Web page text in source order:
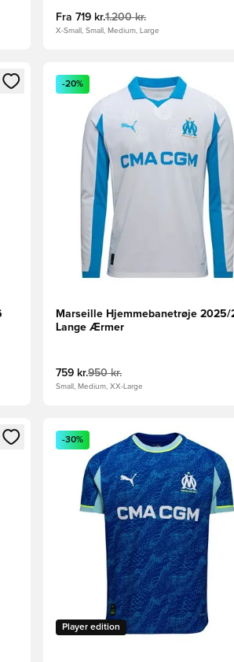
Fra 719 kr.1.200 kr.
X-Small, Small, Medium, Large
tilmelde dig som medlem
Åbner en Modal til at logge ind
-20%
Marseille Hjemmebanetrøje 2025/
Lange Ærmer
759 kr.950 kr.
Small, Medium, XX-Large
tilmelde dig som medlem
Åbner en Modal til at logge ind
Player edition
-30%